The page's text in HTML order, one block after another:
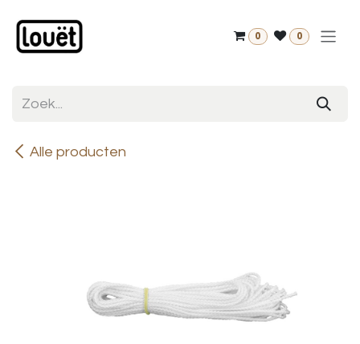
0 0
Alle producten